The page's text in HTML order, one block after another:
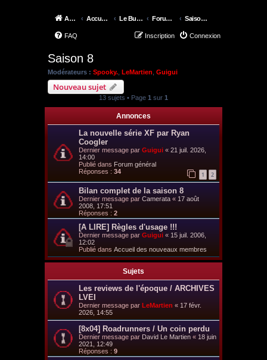
Accueil Accueil du forum Le Bureau des X-Files Forum épisodes Saison 8
FAQ Connexion
Inscription
Saison 8
Modérateurs : Spooky. LeMartien Guigui
Nouveau sujet
13 sujets • Page 1 sur 1
Annonces
La nouvelle série XF par Ryan
Coogler
Dernier message par Guigui « 21 juil. 2026,
14:00
Publié dans Forum général
Réponses : 34 1 2
Bilan complet de la saison 8
Dernier message par Camerata « 17 août
2008, 17:51
Réponses : 2
[A LIRE] Règles d'usage !!!
Dernier message par Guigui « 15 juil. 2006,
12:02
Publié dans Accueil des nouveaux membres
Sujets
Les reviews de l'époque / ARCHIVES
LVEI
Dernier message par LeMartien « 17 févr.
2026, 14:55
[8x04] Roadrunners / Un coin perdu
Dernier message par David Le Martien « 18 juin
2021, 12:49
Réponses : 9